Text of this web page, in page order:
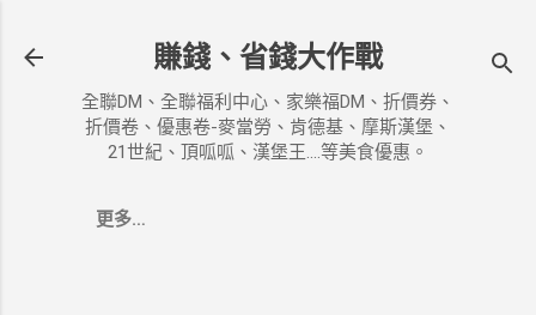
賺錢、省錢大作戰
全聯DM、全聯福利中心、家樂福DM、折價券、
折價卷、優惠卷-麥當勞、肯德基、摩斯漢堡、
21世紀、頂呱呱、漢堡王....等美食優惠。
更多…